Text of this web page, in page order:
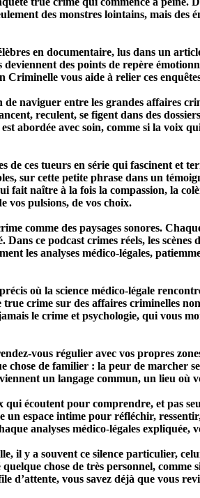
des monstres lointains, mais
en documentaire, lus dans un
des points de repère
vous aide à relier ces
naviguer entre les grandes affaires
reculent, se figent dans des
abordée avec soin, comme si la voix
de ces tueurs en série qui fascinent et
sur cette petite phrase dans un
fait naître à la fois la compassion, la
vos pulsions, de vos choix.
comme des paysages sonores.
ce podcast crimes réels, les
les analyses médico-légales,
où la science médico-légale
crime sur des affaires criminelles
le crime et psychologie, qui vous
vous régulier avec vos propres
chose de familier : la peur de
un langage commun, un lieu où
écoutent pour comprendre, et pas
espace intime pour réfléchir,
analyses médico-légales expliquée,
il y a souvent ce silence particulier,
chose de très personnel,
d’attente, vous savez déjà que vous